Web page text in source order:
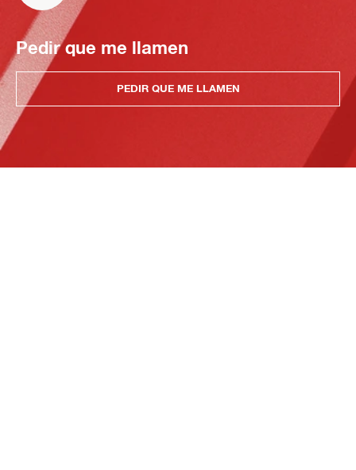
Pedir que me llamen
PEDIR QUE ME LLAMEN